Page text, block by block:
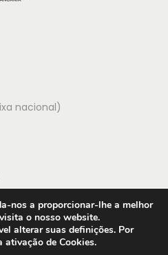
nacional)
nos a proporcionar-lhe a melhor
o nosso website.
alterar suas definições. Por
ativação de Cookies.